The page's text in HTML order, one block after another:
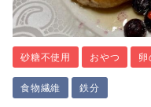
砂糖不使用 おやつ 卵
食物繊維 鉄分